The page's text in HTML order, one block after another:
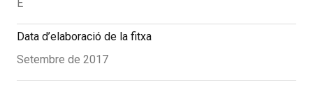
E
Data d’elaboració de la fitxa
Setembre de 2017